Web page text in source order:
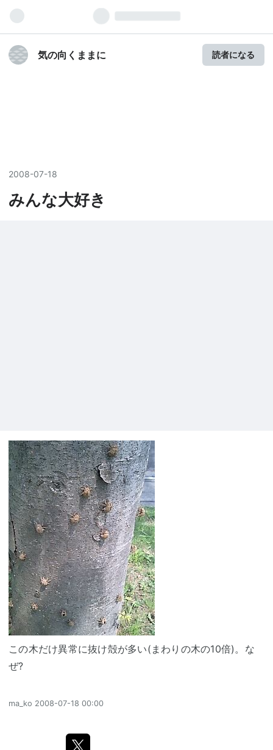
気の向くままに 読者になる
2008-07-18
みんな大好き
この木だけ異常に抜け殻が多い(まわりの木の10倍)。な
ぜ?
ma_ko 2008-07-18 00:00